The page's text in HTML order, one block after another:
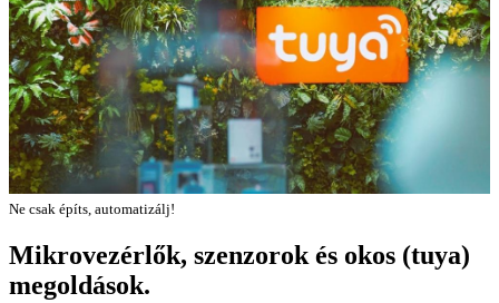
Ne csak építs, automatizálj!
Mikrovezérlők, szenzorok és okos (tuya)
megoldások.